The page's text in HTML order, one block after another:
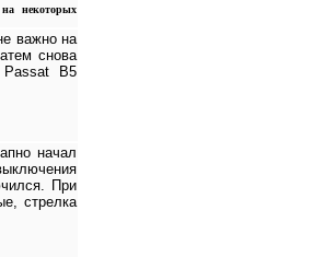
некоторых
важно на
снова
Passat B5
начал
При
стрелка